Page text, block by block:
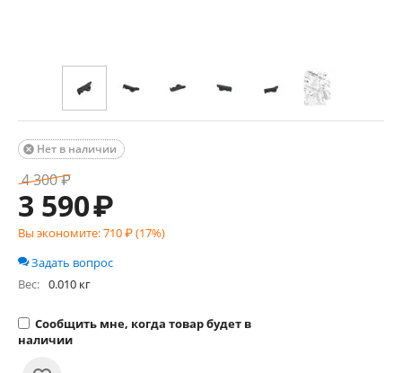
Нет в наличии

4 300₽
3 590₽
Вы экономите:710₽ (17%)
Задать вопрос
Вес: 0.010 кг
Сообщить мне, когда товар будет в
наличии